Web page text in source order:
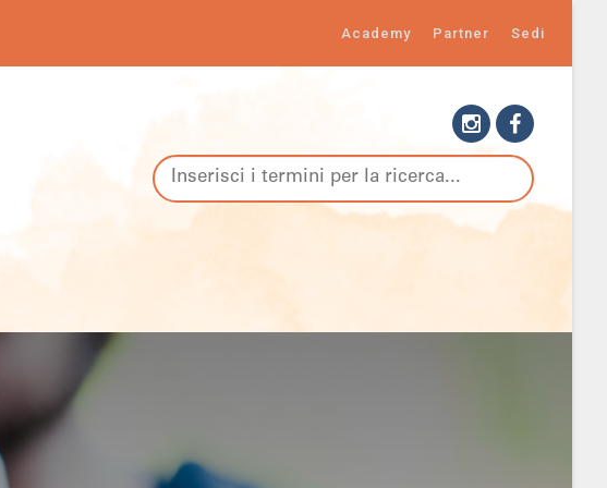
Academy Partner Sedi